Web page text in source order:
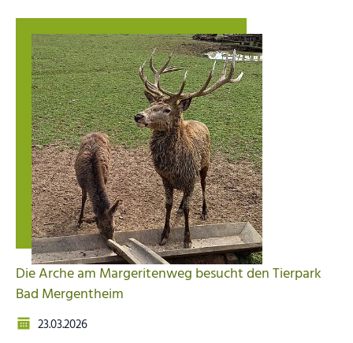
Die Arche am Margeritenweg besucht den Tierpark
Bad Mergentheim
23.03.2026